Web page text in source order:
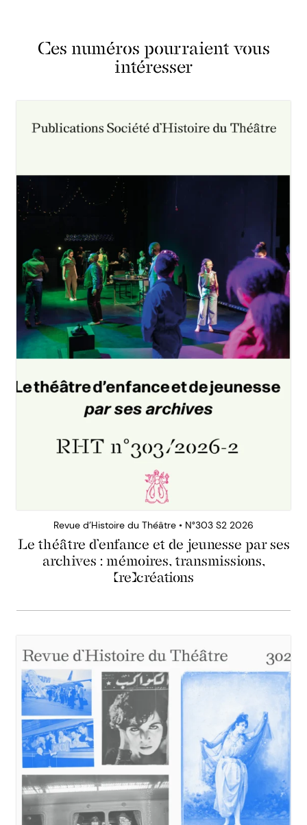
Ces numéros pourraient vous
intéresser
Revue d’Histoire du Théâtre • N°303 S2 2026
Le théâtre d’enfance et de jeunesse par ses
archives : mémoires, transmissions,
(re)créations